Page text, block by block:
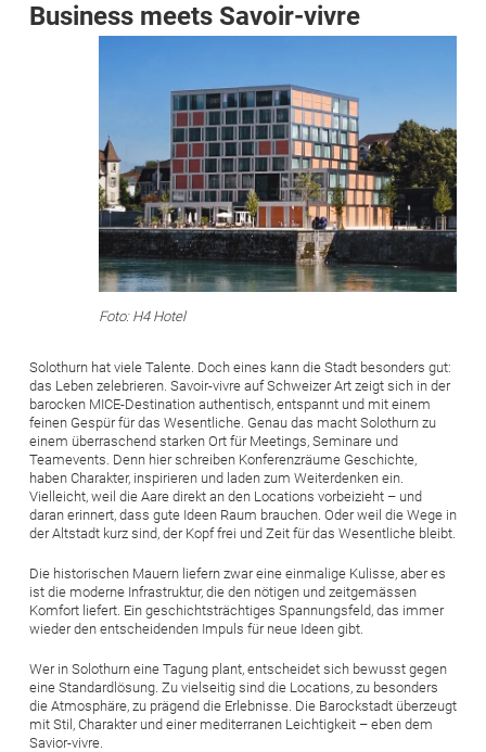
Business meets Savoir-vivre
Foto: H4 Hotel
Solothurn hat viele Talente. Doch eines kann die Stadt besonders gut:
das Leben zelebrieren. Savoir-vivre auf Schweizer Art zeigt sich in der
barocken MICE-Destination authentisch, entspannt und mit einem
feinen Gespür für das Wesentliche. Genau das macht Solothurn zu
einem überraschend starken Ort für Meetings, Seminare und
Teamevents. Denn hier schreiben Konferenzräume Geschichte,
haben Charakter, inspirieren und laden zum Weiterdenken ein.
Vielleicht, weil die Aare direkt an den Locations vorbeizieht – und
daran erinnert, dass gute Ideen Raum brauchen. Oder weil die Wege in
der Altstadt kurz sind, der Kopf frei und Zeit für das Wesentliche bleibt.
Die historischen Mauern liefern zwar eine einmalige Kulisse, aber es
ist die moderne Infrastruktur, die den nötigen und zeitgemässen
Komfort liefert. Ein geschichtsträchtiges Spannungsfeld, das immer
wieder den entscheidenden Impuls für neue Ideen gibt.
Wer in Solothurn eine Tagung plant, entscheidet sich bewusst gegen
eine Standardlösung. Zu vielseitig sind die Locations, zu besonders
die Atmosphäre, zu prägend die Erlebnisse. Die Barockstadt überzeugt
mit Stil, Charakter und einer mediterranen Leichtigkeit – eben dem
Savior-vivre.